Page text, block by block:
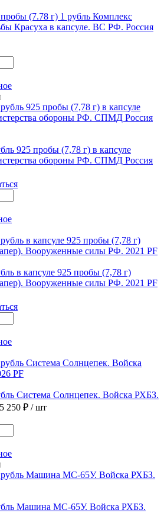
(7.78 г) 1 рубль Комплекс
Красуха в капсуле. ВС РФ. Россия
925 пробы (7,78 г) в капсуле
обороны РФ. СПМД Россия
в капсуле 925 пробы (7,78 г)
Вооруженные силы РФ. 2021 PF
Система Солнцепек. Войска РХБЗ.
5 250 ₽ / шт
Машина МС-65У. Войска РХБЗ.